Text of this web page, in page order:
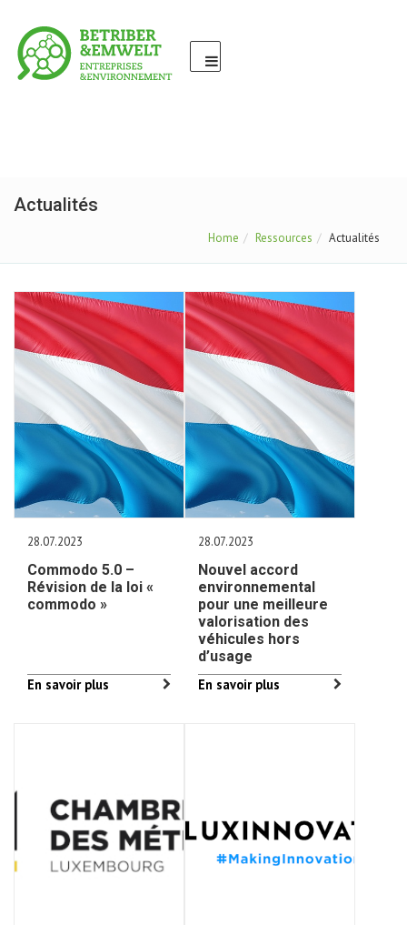
Actualités
Home Ressources Actualités
28.07.2023
Commodo 5.0 –
Révision de la loi «
commodo »
En savoir plus
28.07.2023
Nouvel accord
environnemental
pour une meilleure
valorisation des
véhicules hors
d’usage
En savoir plus